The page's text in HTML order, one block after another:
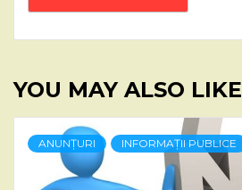
YOU MAY ALSO LIKE
ANUNȚURI INFORMAȚII PUBLICE